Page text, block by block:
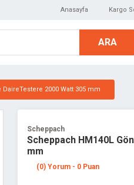
Anasayfa Kargo
ARA
2000 Watt 305 mm
Scheppach
Scheppach HM140L
mm
(0) Yorum - 0 Puan